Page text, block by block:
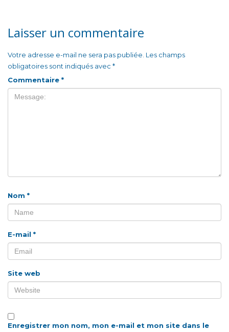
Laisser un commentaire
Votre adresse e-mail ne sera pas publiée. Les champs
obligatoires sont indiqués avec *
Commentaire *
Nom *
E-mail *
Site web
Enregistrer mon nom, mon e-mail et mon site dans le